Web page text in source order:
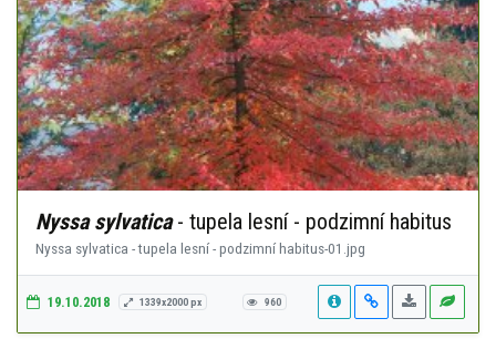
Nyssa sylvatica- tupela lesní - podzimní habitus
Nyssa sylvatica - tupela lesní - podzimní habitus-01.jpg
19.10.2018 1339x2000 px 960